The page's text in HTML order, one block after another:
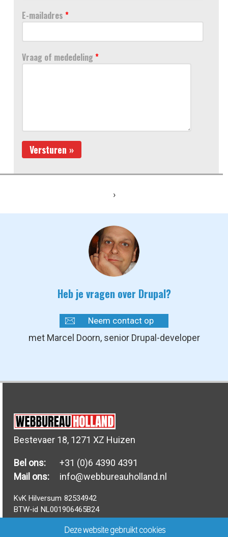
E-mailadres*
Vraag of mededeling*
›
Heb je vragen over Drupal?
Neem contact op
met Marcel Doorn, senior Drupal-developer
Bestevaer 18, 1271 XZ Huizen
Bel ons:
+31 (0)6 4390 4391
Mail ons:
info@webbureauholland.nl
KvK Hilversum 82534942
BTW-id NL001906465B24
Privacyverklaring-Algemene voorwaarden
Deze website gebruikt cookies